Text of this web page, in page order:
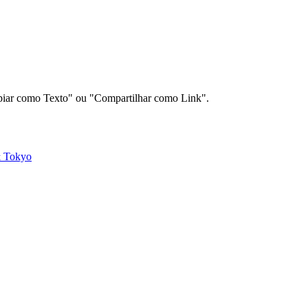
como Texto" ou "Compartilhar como Link".
Tokyo